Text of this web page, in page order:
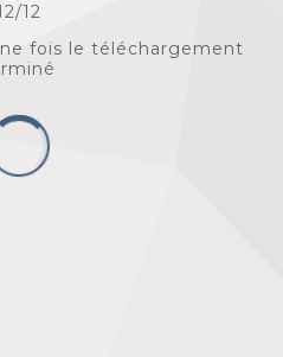
/12
fois le téléchargement